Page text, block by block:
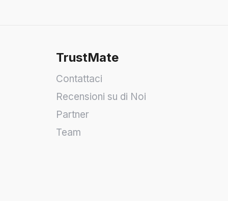
TrustMate
Contattaci
Recensioni su di Noi
Partner
Team